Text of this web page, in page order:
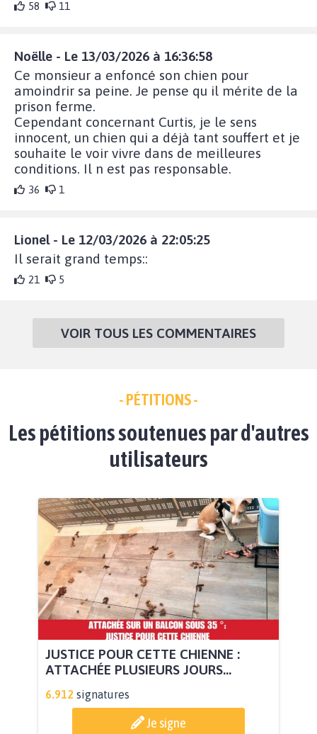
58 11
Noëlle - Le 13/03/2026 à 16:36:58
Ce monsieur a enfoncé son chien pour
amoindrir sa peine. Je pense qu il mérite de la
prison ferme.
Cependant concernant Curtis, je le sens
innocent, un chien qui a déjà tant souffert et je
souhaite le voir vivre dans de meilleures
conditions. Il n est pas responsable.
36 1
Lionel - Le 12/03/2026 à 22:05:25
Il serait grand temps::
21 5
VOIR TOUS LES COMMENTAIRES
- PÉTITIONS -
Les pétitions soutenues par d'autres
utilisateurs
JUSTICE POUR CETTE CHIENNE :
ATTACHÉE PLUSIEURS JOURS...
6.912 signatures
Je signe